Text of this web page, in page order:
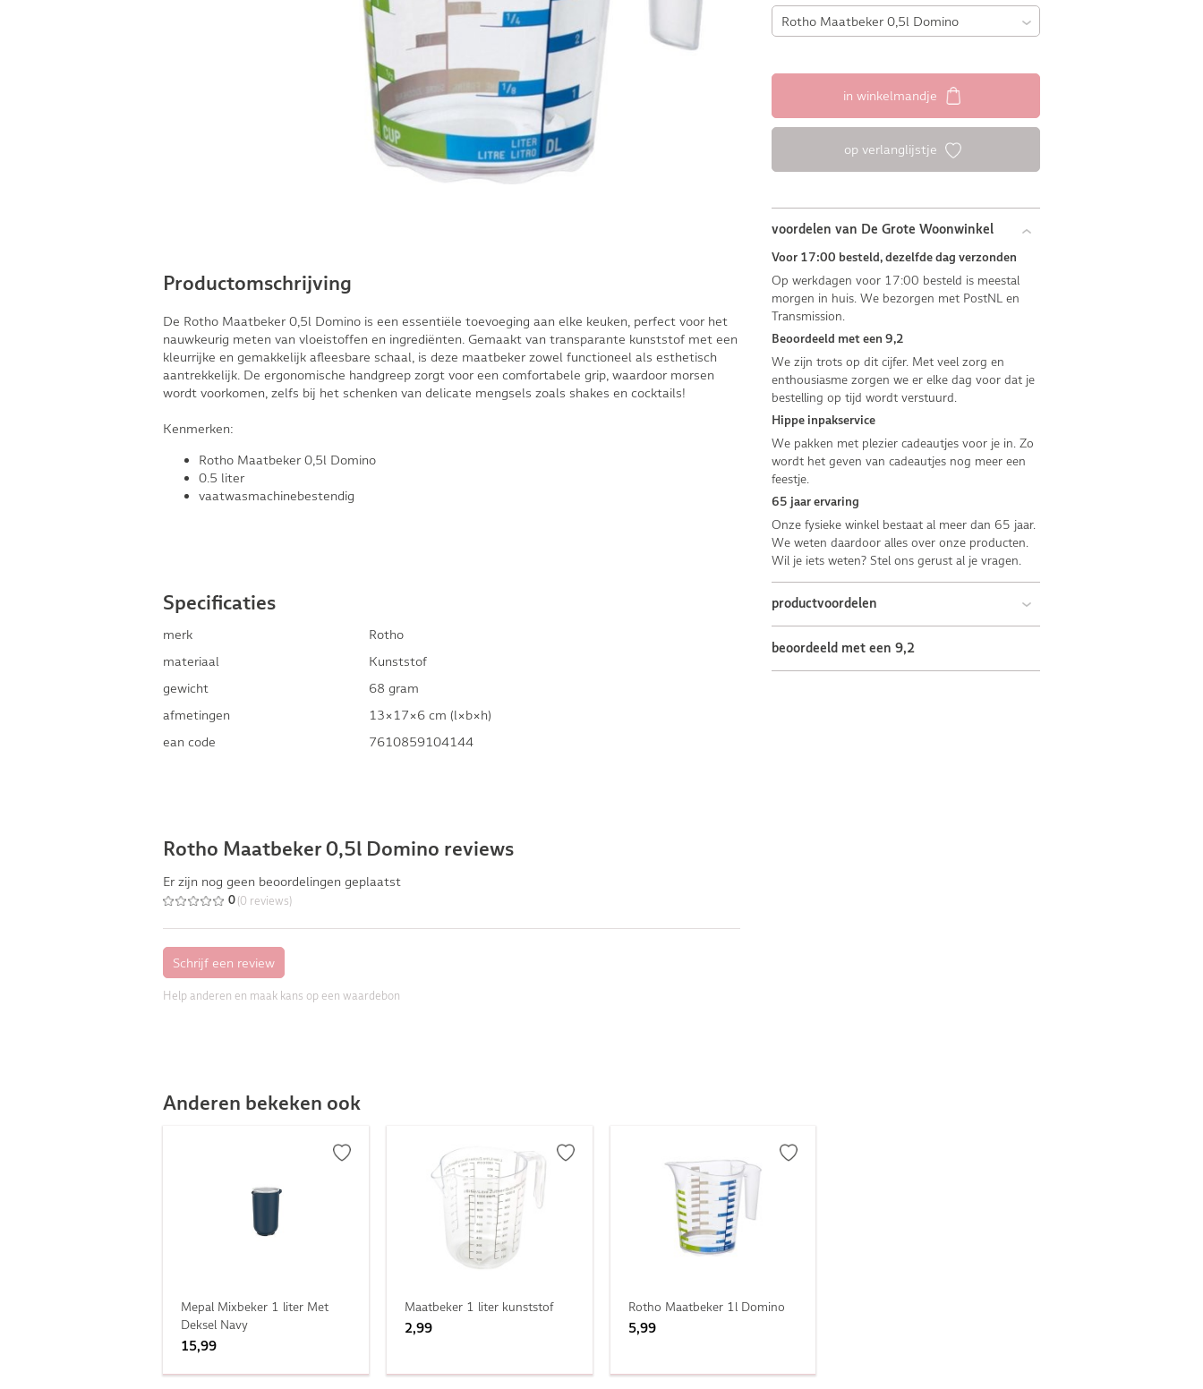
Productomschrijving
De Rotho Maatbeker 0,5l Domino is een essentiële toevoeging aan elke keuken, perfect voor het
nauwkeurig meten van vloeistoffen en ingrediënten. Gemaakt van transparante kunststof met een
kleurrijke en gemakkelijk afleesbare schaal, is deze maatbeker zowel functioneel als esthetisch
aantrekkelijk. De ergonomische handgreep zorgt voor een comfortabele grip, waardoor morsen
wordt voorkomen, zelfs bij het schenken van delicate mengsels zoals shakes en cocktails!
Kenmerken:
Rotho Maatbeker 0,5l Domino
0.5 liter
vaatwasmachinebestendig
Specificaties
merk
Rotho
materiaal
Kunststof
gewicht
68 gram
afmetingen
13×17×6 cm (l×b×h)
ean code
7610859104144
Rotho Maatbeker 0,5l Domino reviews
Er zijn nog geen beoordelingen geplaatst
0 (0 reviews)
Help anderen en maak kans op een waardebon
in winkelmandje
op verlanglijstje
voordelen van De Grote Woonwinkel
Voor 17:00 besteld, dezelfde dag verzonden
Op werkdagen voor 17:00 besteld is meestal
morgen in huis. We bezorgen met PostNL en
Transmission.
Beoordeeld met een 9,2
We zijn trots op dit cijfer. Met veel zorg en
enthousiasme zorgen we er elke dag voor dat je
bestelling op tijd wordt verstuurd.
Hippe inpakservice
We pakken met plezier cadeautjes voor je in. Zo
wordt het geven van cadeautjes nog meer een
feestje.
65 jaar ervaring
Onze fysieke winkel bestaat al meer dan 65 jaar.
We weten daardoor alles over onze producten.
Wil je iets weten? Stel ons gerust al je vragen.
productvoordelen
beoordeeld met een 9,2
Anderen bekeken ook
Mepal Mixbeker 1 liter Met
Deksel Navy
15,99
Maatbeker 1 liter kunststof
2,99
Rotho Maatbeker 1l Domino
5,99